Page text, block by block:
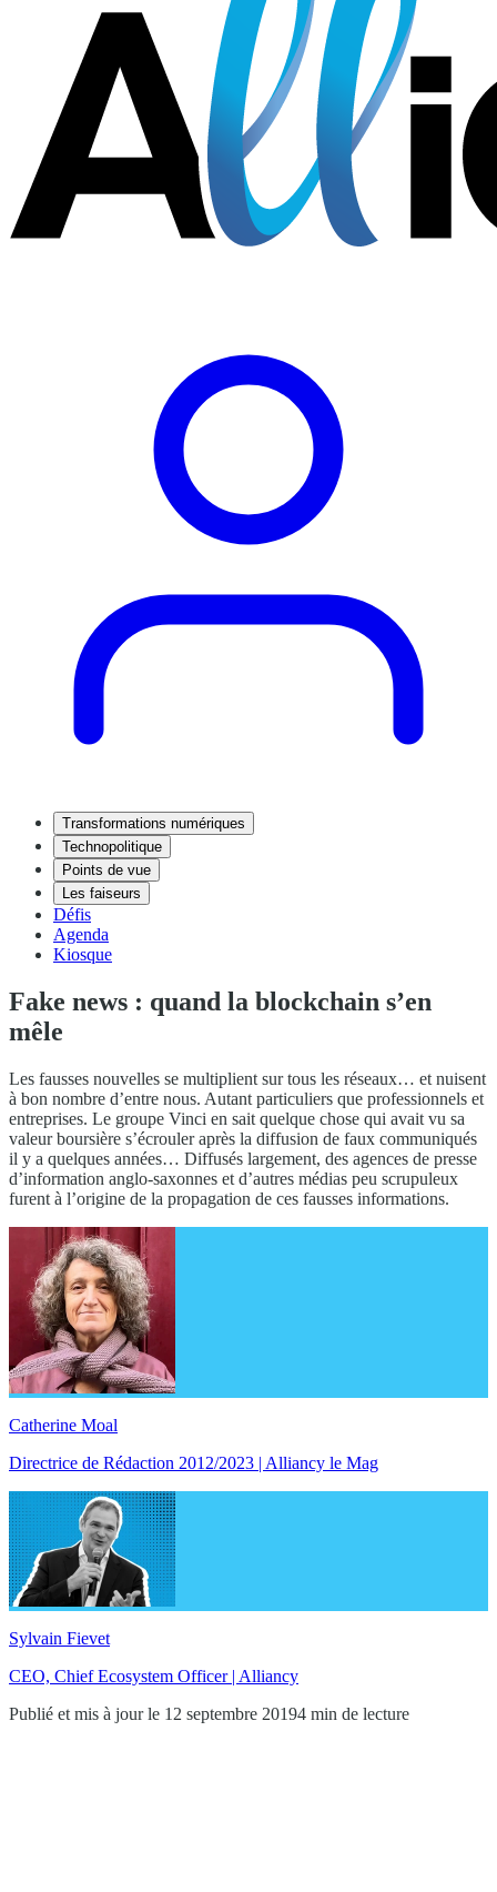
Transformations numériques
Technopolitique
Points de vue
Les faiseurs
Défis
Agenda
Kiosque
Fake news : quand la blockchain s’en
mêle
Les fausses nouvelles se multiplient sur tous les réseaux… et nuisent
à bon nombre d’entre nous. Autant particuliers que professionnels et
entreprises. Le groupe Vinci en sait quelque chose qui avait vu sa
valeur boursière s’écrouler après la diffusion de faux communiqués
il y a quelques années… Diffusés largement, des agences de presse
d’information anglo-saxonnes et d’autres médias peu scrupuleux
furent à l’origine de la propagation de ces fausses informations.
Catherine Moal
Directrice de Rédaction 2012/2023 | Alliancy le Mag
Sylvain Fievet
CEO, Chief Ecosystem Officer | Alliancy
Publié et mis à jour le 12 septembre 20194 min de lecture